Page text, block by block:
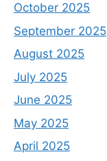
October 2025
September 2025
August 2025
July 2025
June 2025
May 2025
April 2025